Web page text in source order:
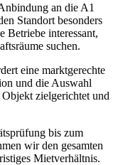
an die A1
Standort besonders
Betriebe interessant,
suchen.
eine marktgerechte
und die Auswahl
zielgerichtet und
bis zum
wir den gesamten
Mietverhältnis.